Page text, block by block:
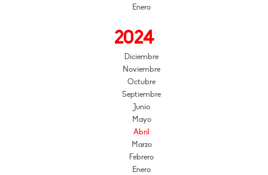
Enero
2024
Diciembre
Noviembre
Octubre
Septiembre
Junio
Mayo
Abril
Marzo
Febrero
Enero